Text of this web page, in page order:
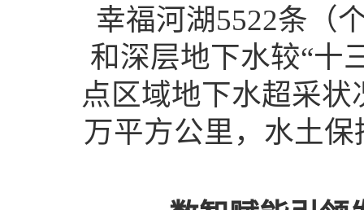
幸福河湖5522条（
和深层地下水较“十
点区域地下水超采
万平方公里，水土